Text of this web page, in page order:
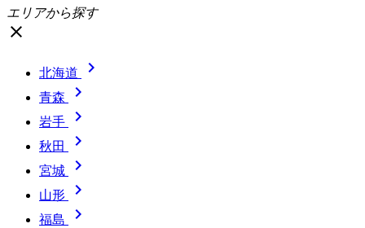
エリアから探す
close
北海道 
青森 
岩手 
秋田 
宮城 
山形 
福島 